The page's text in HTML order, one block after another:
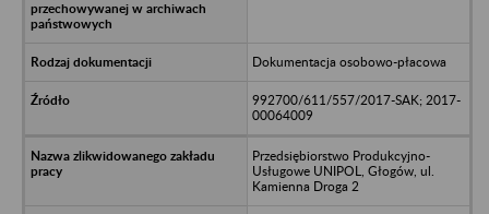
Dokumentacja osobowo-płacowa
992700/611/557/2017-SAK; 2017-
00064009
Przedsiębiorstwo Produkcyjno-
Usługowe UNIPOL, Głogów, ul.
Kamienna Droga 2